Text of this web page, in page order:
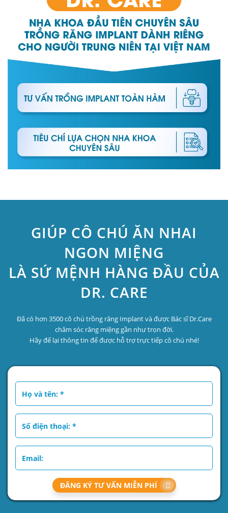
GIÚP CÔ CHÚ ĂN NHAI
NGON MIỆNG
LÀ SỨ MỆNH HÀNG ĐẦU CỦA
DR. CARE
Đã có hơn 3500 cô chú trồng răng Implant và được Bác sĩ Dr.Care
chăm sóc răng miệng gần như trọn đời.
Hãy để lại thông tin để được hỗ trợ trực tiếp cô chú nhé!
ĐĂNG KÝ TƯ VẤN MIỄN PHÍ